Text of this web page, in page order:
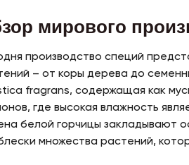
мирового
производство специй
– от коры дерева до
fragrans, содержащая как
где высокая влажность
белой горчицы закладывают
множества растений,